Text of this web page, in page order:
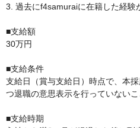
3. 過去にf4samuraiに在籍した経験
■支給額
30万円
■支給条件
支給日（賞与支給日）時点で、本
つ退職の意思表示を行っていないこ
■支給時期